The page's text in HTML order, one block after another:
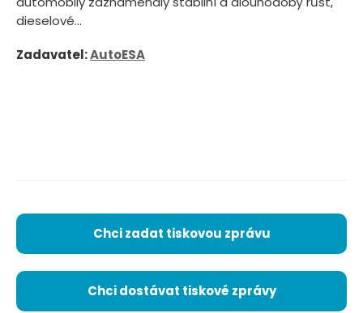
dieselové...
Zadavatel:AutoESA
Chci zadat tiskovou zprávu
Chci dostávat tiskové zprávy